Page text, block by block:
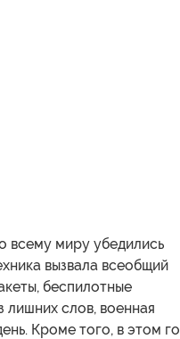
всему миру убедились
вызвала всеобщий
беспилотные
лишних слов, военная
Кроме того, в этом